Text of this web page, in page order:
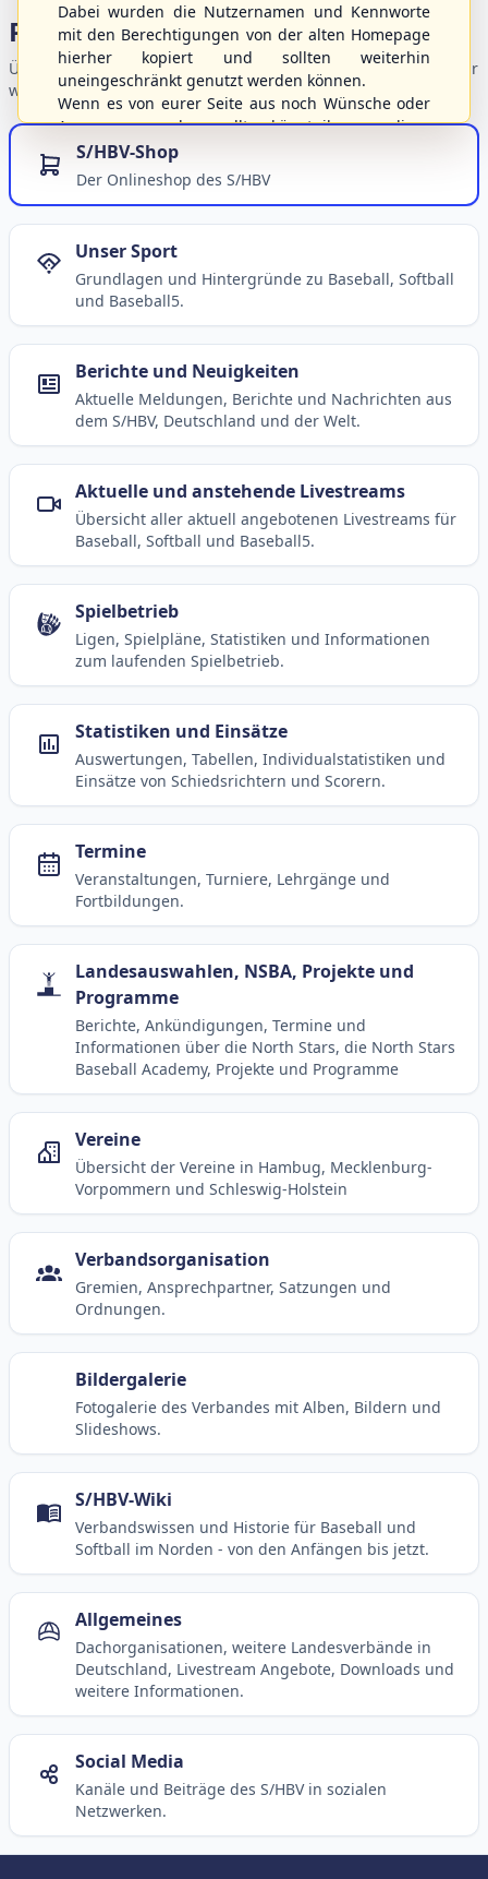
Portalbereiche
Übersicht der Verbandsbereiche – wählen Sie einen Einstieg für
weiterführende Informationen.
S/HBV-Shop
Der Onlineshop des S/HBV
Unser Sport
Grundlagen und Hintergründe zu Baseball, Softball
und Baseball5.
Berichte und Neuigkeiten
Aktuelle Meldungen, Berichte und Nachrichten aus
dem S/HBV, Deutschland und der Welt.
Aktuelle und anstehende Livestreams
Übersicht aller aktuell angebotenen Livestreams für
Baseball, Softball und Baseball5.
Spielbetrieb
Ligen, Spielpläne, Statistiken und Informationen
zum laufenden Spielbetrieb.
Statistiken und Einsätze
Auswertungen, Tabellen, Individualstatistiken und
Einsätze von Schiedsrichtern und Scorern.
Termine
Veranstaltungen, Turniere, Lehrgänge und
Fortbildungen.
Landesauswahlen, NSBA, Projekte und
Programme
Berichte, Ankündigungen, Termine und
Informationen über die North Stars, die North Stars
Baseball Academy, Projekte und Programme
Vereine
Übersicht der Vereine in Hambug, Mecklenburg-
Vorpommern und Schleswig-Holstein
Verbandsorganisation
Gremien, Ansprechpartner, Satzungen und
Ordnungen.
Bildergalerie
Fotogalerie des Verbandes mit Alben, Bildern und
Slideshows.
S/HBV-Wiki
Verbandswissen und Historie für Baseball und
Softball im Norden - von den Anfängen bis jetzt.
Allgemeines
Dachorganisationen, weitere Landesverbände in
Deutschland, Livestream Angebote, Downloads und
weitere Informationen.
Social Media
Kanäle und Beiträge des S/HBV in sozialen
Netzwerken.
Dabei wurden die Nutzernamen und Kennworte
mit den Berechtigungen von der alten Homepage
hierher kopiert und sollten weiterhin
uneingeschränkt genutzt werden können.
Wenn es von eurer Seite aus noch Wünsche oder
Anregungen geben sollte, könnt ihr uns diese
gerne an die Verbandsadresse
schicken.